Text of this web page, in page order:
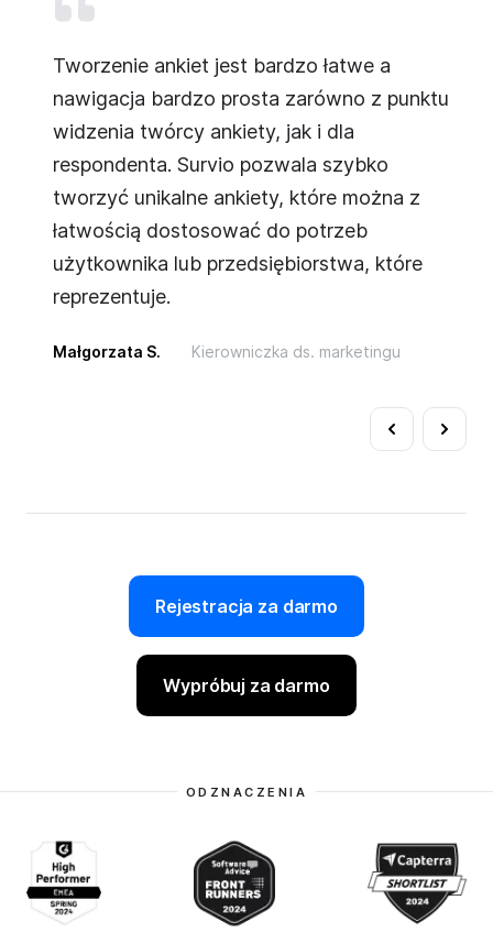
Tworzenie ankiet jest bardzo łatwe a
nawigacja bardzo prosta zarówno z punktu
widzenia twórcy ankiety, jak i dla
respondenta. Survio pozwala szybko
tworzyć unikalne ankiety, które można z
łatwością dostosować do potrzeb
użytkownika lub przedsiębiorstwa, które
reprezentuje.
Małgorzata S. Kierowniczka ds. marketingu
Rejestracja za darmo
Wypróbuj za darmo
ODZNACZENIA